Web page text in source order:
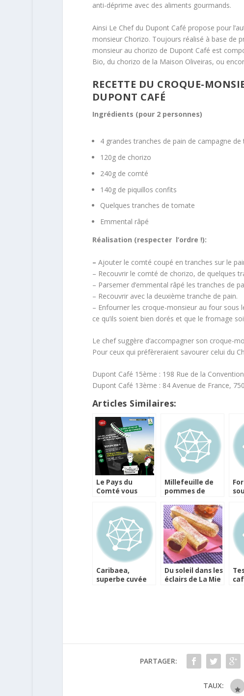
anti-déprime avec des aliments gourmands.
Ainsi Le Chef du Dupont Café propose pour
monsieur Chorizo. Toujours réalisé à base de
monsieur au chorizo de Dupont Café est
Bio, du chorizo de la Maison Oliveiras, ou
RECETTE DU CROQUE-
DUPONT CAFÉ
Ingrédients (pour 2 personnes)
4 grandes tranches de pain de campagne de
120g de chorizo
240g de comté
140g de piquillos confits
Quelques tranches de tomate
Emmental râpé
Réalisation (respecter l’ordre !):
– Ajouter le comté coupé en tranches sur le
– Recouvrir le comté de chorizo, de quelques
– Parsemer d’emmental râpé les tranches de
– Recouvrir avec la deuxième tranche de pain.
– Enfourner les croque-monsieur au four sous
ce qu’ils soient bien dorés et que le fromage
Le chef suggère d’accompagner son croque-
Pour ceux qui préfèreraient savourer celui du
Dupont Café 15ème : 198 Rue de la
Dupont Café 13ème : 84 Avenue de France,
Articles Similaires:
Le Pays du
Comté vous
savoureux job !
Millefeuille de
pommes de
fumé et
Emmental
Français râpé
Entremont
Caribaea,
superbe cuvée
Du soleil dans les
éclairs de La Mie
PARTAGER:
TAUX: